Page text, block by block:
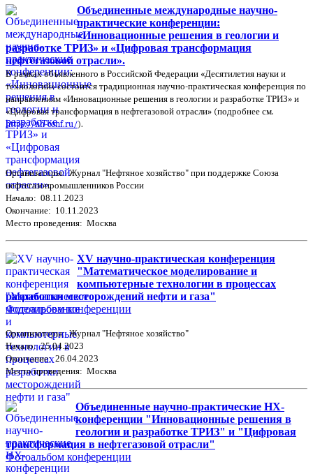
Объединенные международные научно-
практические конференции:
«Инновационные решения в геологии и
разработке ТРИЗ» и «Цифровая трансформация
нефтегазовой отрасли».
В рамках объявленного в Российской Федерации «Десятилетия науки и
технологий» состоится традиционная научно-практическая конференция по
направлениям «Инновационные решения в геологии и разработке ТРИЗ» и
«Цифровая трансформация в нефтегазовой отрасли» (подробнее см.
https://nh-conf.ru/).
Организаторы: Журнал "Нефтяное хозяйство" при поддержке Союза
нефтегазопромышленников России
Начало: 08.11.2023
Окончание: 10.11.2023
Место проведения: Москва
XV научно-практическая конференция
"Математическое моделирование и
компьютерные технологии в процессах
разработки месторождений нефти и газа"
Фотоальбом конференции
Организаторы: Журнал "Нефтяное хозяйство"
Начало: 25.04.2023
Окончание: 26.04.2023
Место проведения: Москва
Объединенные научно-практические НХ-
конференции "Инновационные решения в
геологии и разработке ТРИЗ" и "Цифровая
трансформация в нефтегазовой отрасли"
Фотоальбом конференции